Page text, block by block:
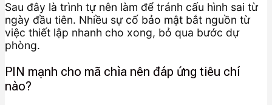
Sau đây là trình tự nên làm để tránh cấu hình sai từ
ngày đầu tiên. Nhiều sự cố bảo mật bắt nguồn từ
việc thiết lập nhanh cho xong, bỏ qua bước dự
phòng.
PIN mạnh cho mã chìa nên đáp ứng tiêu chí
nào?